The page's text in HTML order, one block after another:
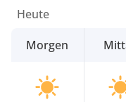
Heute
Morgen